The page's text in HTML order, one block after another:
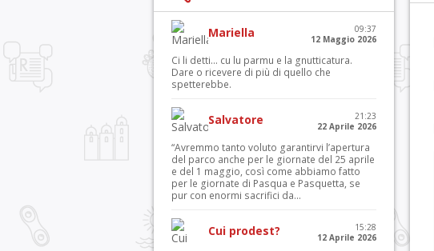
Mariella
09:37
12 Maggio 2026
Ci li detti… cu lu parmu e la gnutticatura.
Dare o ricevere di più di quello che
spetterebbe.
Salvatore
21:23
22 Aprile 2026
“Avremmo tanto voluto garantirvi l’apertura
del parco anche per le giornate del 25 aprile
e del 1 maggio, così come abbiamo fatto
per le giornate di Pasqua e Pasquetta, se
pur con enormi sacrifici da...
Cui prodest?
15:28
12 Aprile 2026